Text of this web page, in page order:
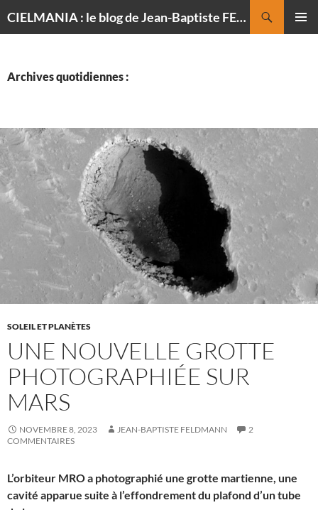
CIELMANIA : le blog de Jean-Baptiste FELDMANN, photographe du ciel
Archives quotidiennes :
SOLEIL ET PLANÈTES
UNE NOUVELLE GROTTE
PHOTOGRAPHIÉE SUR
MARS
NOVEMBRE 8, 2023 JEAN-BAPTISTE FELDMANN
2
COMMENTAIRES
L’orbiteur MRO a photographié une grotte martienne, une
cavité apparue suite à l’effondrement du plafond d’un tube